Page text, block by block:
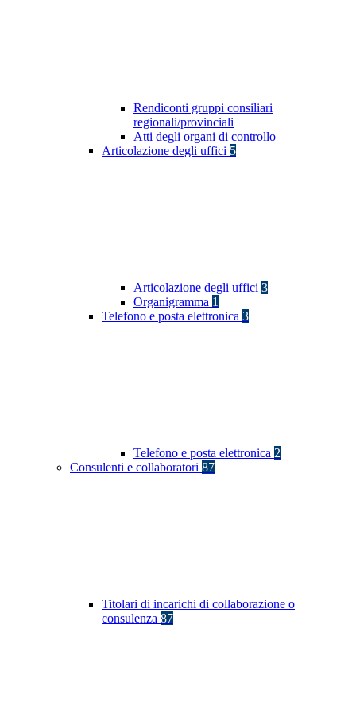
Rendiconti gruppi consiliari
regionali/provinciali
Atti degli organi di controllo
Articolazione degli uffici 5
Articolazione degli uffici 3
Organigramma 1
Telefono e posta elettronica 3
Telefono e posta elettronica 2
Consulenti e collaboratori 87
Titolari di incarichi di collaborazione o
consulenza 87